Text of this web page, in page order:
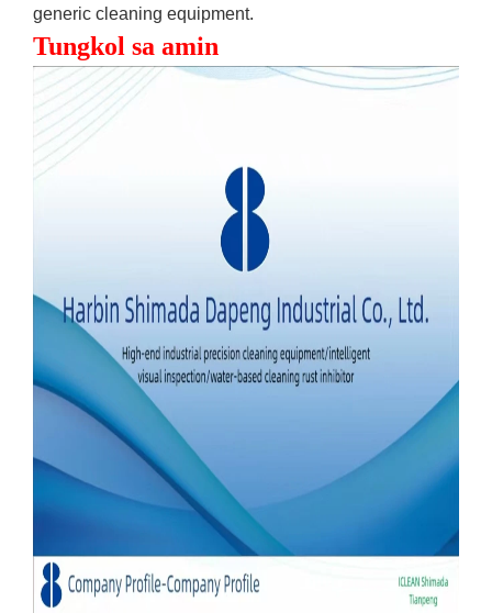
generic cleaning equipment.
Tungkol sa amin